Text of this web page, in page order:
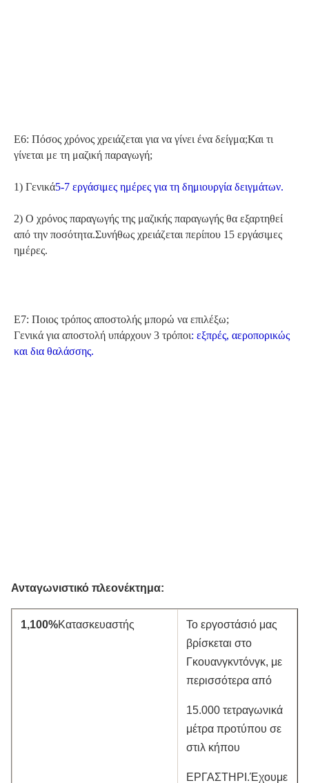
Ε6: Πόσος χρόνος χρειάζεται για να γίνει ένα δείγμα;Και τι
γίνεται με τη μαζική παραγωγή;
1) Γενικά5-7 εργάσιμες ημέρες για τη δημιουργία δειγμάτων.
2) Ο χρόνος παραγωγής της μαζικής παραγωγής θα εξαρτηθεί
από την ποσότητα.Συνήθως χρειάζεται περίπου 15 εργάσιμες
ημέρες.
Ε7: Ποιος τρόπος αποστολής μπορώ να επιλέξω;
Γενικά για αποστολή υπάρχουν 3 τρόποι: εξπρές, αεροπορικώς
και δια θαλάσσης.
Ανταγωνιστικό πλεονέκτημα:
1,100%Κατασκευαστής
Το εργοστάσιό μας
βρίσκεται στο
Γκουανγκντόνγκ, με
περισσότερα από
15.000 τετραγωνικά
μέτρα προτύπου σε
στιλ κήπου
ΕΡΓΑΣΤΗΡΙ.Έχουμε